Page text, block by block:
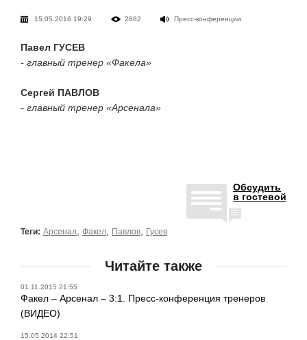
15.05.2016 19:29 2882 Пресс-конференции
Павел ГУСЕВ
- главный тренер «Факела»
Сергей ПАВЛОВ
- главный тренер «Арсенала»
Обсудить
в гостевой
Теги: Арсенал Факел Павлов Гусев
Читайте также
01.11.2015 21:55
Факел – Арсенал – 3:1. Пресс-конференция тренеров
(ВИДЕО)
15.05.2014 22:51